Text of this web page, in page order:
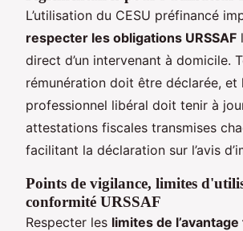
L’utilisation du CESU préfinancé
respecter les obligations URSSAF
direct d’un intervenant à domicile.
rémunération doit être déclarée, et
professionnel libéral doit tenir à
attestations fiscales transmises
facilitant la déclaration sur l’avis
Points de vigilance, limites
conformité URSSAF
Respecter les limites de